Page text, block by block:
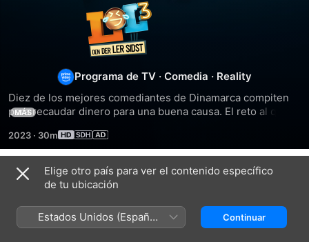
LOL:
El
que
ríe
el
último
Dinamarca
Programa de TV · Comedia · Reality
Diez de los mejores comediantes de Dinamarca compiten
para recaudar dinero para una buena causa. El reto al que
por hacer reír a los demás participantes.
MÁS
2023 · 30m
Temporada 1
Elige otro país para ver el contenido específico
de tu ubicación
Estados Unidos (Español
México)
Continuar